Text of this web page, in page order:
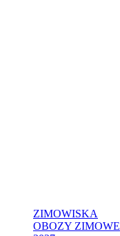
ZIMOWISKA
OBOZY ZIMOWE